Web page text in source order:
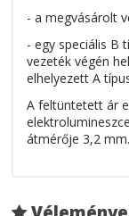
- a megvásárolt
- egy speciális B
vezeték végén
elhelyezett A
A feltüntetett ár
átmérője 3,2 mm.